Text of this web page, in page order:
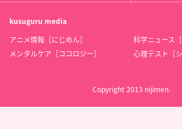
kusuguru media
アニメ情報［にじめん］
科学ニュース［
メンタルケア［ココロジー］
心理テスト［シ
Copyright 2013 nijimen.